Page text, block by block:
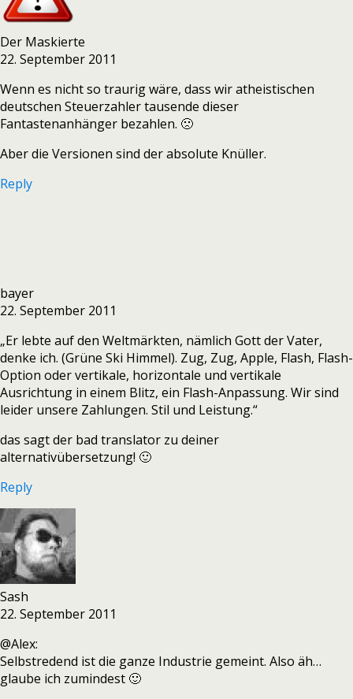
Der Maskierte
22. September 2011
Wenn es nicht so traurig wäre, dass wir atheistischen
deutschen Steuerzahler tausende dieser
Fantastenanhänger bezahlen. 🙁
Aber die Versionen sind der absolute Knüller.
Reply
bayer
22. September 2011
„Er lebte auf den Weltmärkten, nämlich Gott der Vater,
denke ich. (Grüne Ski Himmel). Zug, Zug, Apple, Flash, Flash-
Option oder vertikale, horizontale und vertikale
Ausrichtung in einem Blitz, ein Flash-Anpassung. Wir sind
leider unsere Zahlungen. Stil und Leistung.“
das sagt der bad translator zu deiner
alternativübersetzung! 🙂
Reply
Sash
22. September 2011
@Alex:
Selbstredend ist die ganze Industrie gemeint. Also äh…
glaube ich zumindest 🙂